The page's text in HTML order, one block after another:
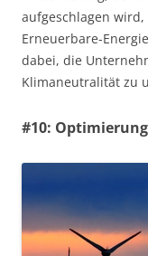
aufgeschlagen
Erneuerbare-
dabei, die
Klimaneutralität zu
#10: